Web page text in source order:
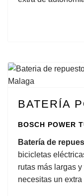
BATERÍA
BOSCH POWER
Batería de
bicicletas
rutas más largas
necesitas un